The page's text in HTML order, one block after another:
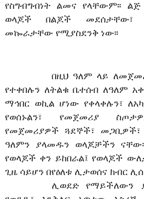
የስግብግብነት ልመና የላቸውም፡፡
ወላጆች በልጆች መደሰታቸው፣
መኰራታቸው የሚያስደንቅ ነው፡፡
በዚህ ዓለም ላይ
የተቀበሉን ለትልቁ ቤተሰብ ለዓለም
ማኅበር ወኪል ሆነው የቀላቀሉን፣
የወሰኑልን፣ የመጀመሪያ
የመጀመሪያዎች ጓደኞች፣ መጋቢዎች፣
ዓለምን ያላመዱን ወላጆቻችን
የወላጆች ቀን ይከበራል፤ የወላጆች
ጊዜ ሳይሆን በየዕለቱ ሊታወሰና ክብር
ሊወደድ የማይችለውን